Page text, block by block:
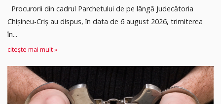
Procurorii din cadrul Parchetului de pe lângă Judecătoria
Chișineu-Criș au dispus, în data de 6 august 2026, trimiterea
în...
citește mai mult »